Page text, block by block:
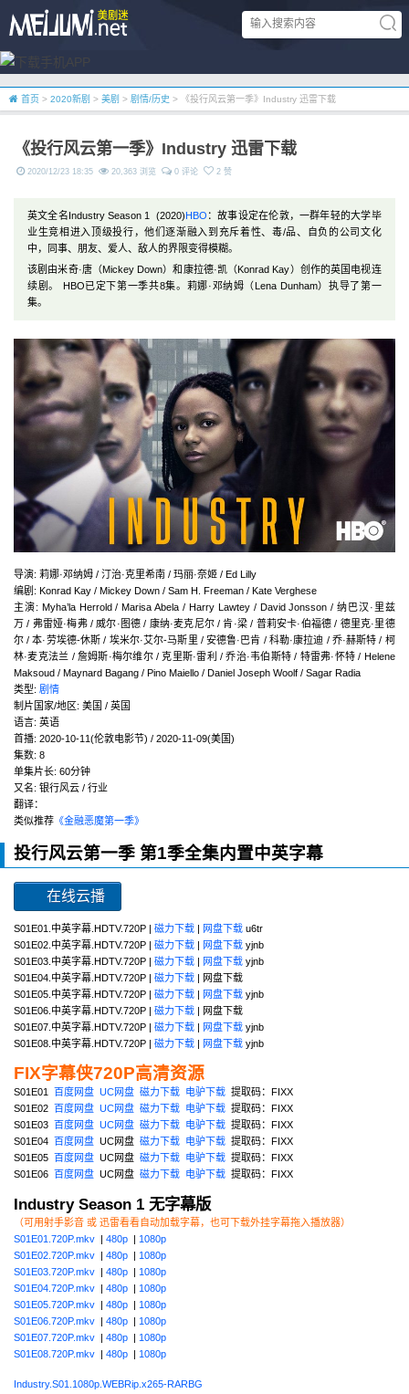
首页 > 2020新剧 > 美剧 > 剧情/历史 > 《投行风云第一季》Industry 迅雷下载
《投行风云第一季》Industry 迅雷下载
2020/12/23 18:35 20,363 浏览 0 评论 2 赞
英文全名Industry Season 1 (2020)HBO ：故事设定在伦敦，一群年轻的大学毕
业生竞相进入顶级投行，他们逐渐融入到充斥着性、毒/品、自负的公司文化
中，同事、朋友、爱人、敌人的界限变得模糊。
该剧由米奇·唐（Mickey Down）和康拉德·凯（Konrad Kay）创作的英国电视连
续剧。 HBO已定下第一季共8集。莉娜·邓纳姆（Lena Dunham）执导了第一
集。
导演: 莉娜·邓纳姆 / 汀治·克里希南 / 玛丽·奈姬 / Ed Lilly
编剧 : Konrad Kay / Mickey Down / Sam H. Freeman / Kate Verghese
主演: Myha’la Herrold / Marisa Abela / Harry Lawtey / David Jonsson / 纳巴汉·里兹
万 / 弗雷娅·梅弗 / 威尔·图德 / 康纳·麦克尼尔 / 肯·梁 / 普莉安卡·伯福德 / 德里克·里德
尔 / 本·劳埃德-休斯 / 埃米尔·艾尔-马斯里 / 安德鲁·巴肯 / 科勒·康拉迪 / 乔·赫斯特 / 柯
林·麦克法兰 / 詹姆斯·梅尔维尔 / 克里斯·雷利 / 乔治·韦伯斯特 / 特雷弗·怀特 / Helene
Maksoud / Maynard Bagang / Pino Maiello / Daniel Joseph Woolf / Sagar Radia
类型: 剧情
制片国家/地区: 美国 / 英国
语言: 英语
首播: 2020-10-11(伦敦电影节) / 2020-11-09(美国)
集数: 8
单集片长: 60分钟
又名: 银行风云 / 行业
翻译：
类似推荐 《金融恶魔第一季》
投行风云第一季 第1季全集内置中英字幕
在线云播
S01E01.中英字幕.HDTV.720P | 磁力下载 网盘下载 u6tr
S01E02.中英字幕.HDTV.720P | 磁力下载 网盘下载 yjnb
S01E03.中英字幕.HDTV.720P | 磁力下载 网盘下载 yjnb
S01E04.中英字幕.HDTV.720P | 磁力下载 | 网盘下载
S01E05.中英字幕.HDTV.720P | 磁力下载 网盘下载 yjnb
S01E06.中英字幕.HDTV.720P | 磁力下载 | 网盘下载
S01E07.中英字幕.HDTV.720P | 磁力下载 网盘下载 yjnb
S01E08.中英字幕.HDTV.720P | 磁力下载 网盘下载 yjnb
FIX字幕侠720P高清资源
S01E01 百度网盘 UC网盘 磁力下载 电驴下载 提取码：FIXX
S01E02
百度网盘 UC网盘 磁力下载 电驴下载 提取码：FIXX
S01E03
百度网盘 UC网盘 磁力下载 电驴下载 提取码：FIXX
S01E04
百度网盘 UC网盘 磁力下载 电驴下载 提取码：FIXX
S01E05
百度网盘 UC网盘 磁力下载 电驴下载 提取码：FIXX
S01E06
百度网盘 UC网盘 磁力下载 电驴下载 提取码：FIXX
Industry Season 1 无字幕版
（可用射手影音 或 迅雷看看自动加载字幕，也可下载外挂字幕拖入播放器）
S01E01.720P.mkv
480p
1080p
S01E02.720P.mkv
480p
1080p
S01E03.720P.mkv
480p
1080p
S01E04.720P.mkv
480p
1080p
S01E05.720P.mkv
480p
1080p
S01E06.720P.mkv
480p
1080p
S01E07.720P.mkv
480p
1080p
S01E08.720P.mkv
480p 1080p
Industry.S01.1080p.WEBRip.x265-RARBG